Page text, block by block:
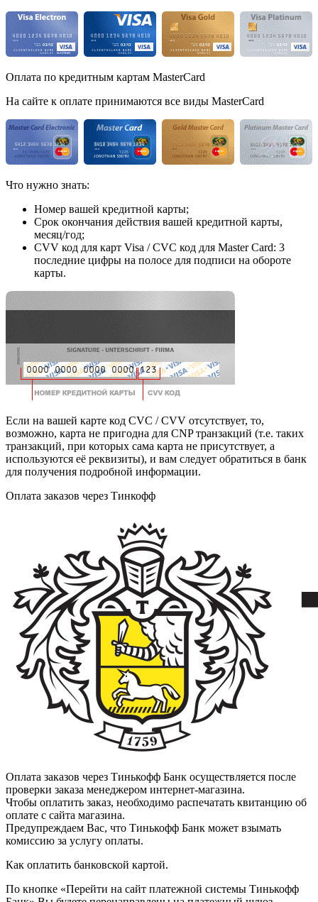
Оплата по кредитным картам MasterCard
На сайте к оплате принимаются все виды MasterCard
Что нужно знать:
Номер вашей кредитной карты;
Срок окончания действия вашей кредитной карты,
месяц/год;
CVV код для карт Visa / CVC код для Master Card: 3
последние цифры на полосе для подписи на обороте
карты.
Если на вашей карте код CVC / CVV отсутствует, то,
возможно, карта не пригодна для CNP транзакций (т.е. таких
транзакций, при которых сама карта не присутствует, а
используются её реквизиты), и вам следует обратиться в банк
для получения подробной информации.
Оплата заказов через Тинкофф
Оплата заказов через Тинькофф Банк осуществляется после
проверки заказа менеджером интернет-магазина.
Чтобы оплатить заказ, необходимо распечатать квитанцию об
оплате с сайта магазина.
Предупреждаем Вас, что Тинькофф Банк может взымать
комиссию за услугу оплаты.
Как оплатить банковской картой.
По кнопке «Перейти на сайт платежной системы Тинькофф